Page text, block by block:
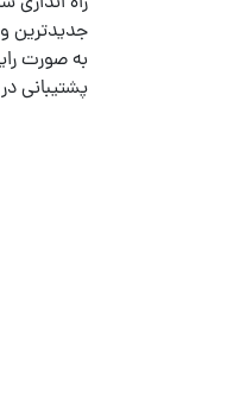
جدیدترین و
به صورت
پشتیبانی